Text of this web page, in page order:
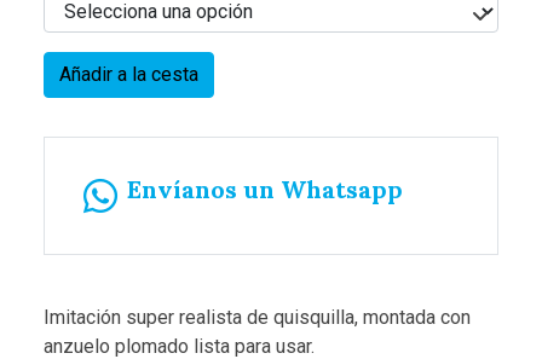
Añadir a la cesta
Envíanos un Whatsapp
Imitación super realista de quisquilla, montada con
anzuelo plomado lista para usar.